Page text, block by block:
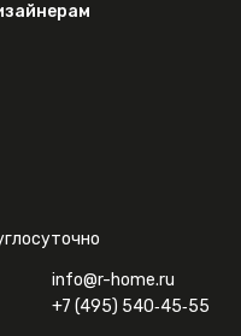
info@r-home.ru
+7 (495) 540‑45‑55